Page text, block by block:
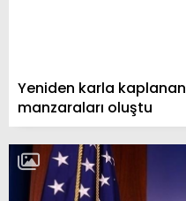
Yeniden karla kaplanan
manzaraları oluştu